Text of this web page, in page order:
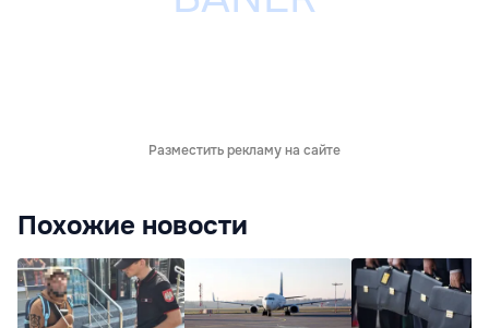
Разместить рекламу на сайте
Похожие новости